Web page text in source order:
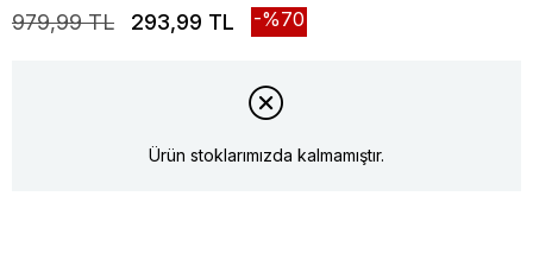
979,99 TL 293,99 TL 70
Ürün stoklarımızda kalmamıştır.